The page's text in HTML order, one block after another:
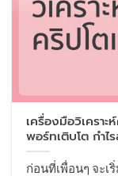
เครื่องมือวิเครา
พอร์ทเติบโต กำไ
ก่อนที่เพื่อนๆ จะเ